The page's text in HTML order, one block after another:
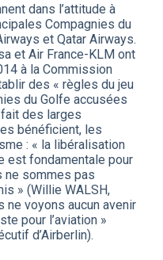
dans l’attitude à
Compagnies du
et Qatar Airways.
et Air France-KLM ont
à la Commission
des « règles du jeu
du Golfe accusées
des larges
bénéficient, les
: « la libéralisation
est fondamentale pour
ne sommes pas
» (Willie WALSH,
ne voyons aucun avenir
pour l’aviation »
d’Airberlin).